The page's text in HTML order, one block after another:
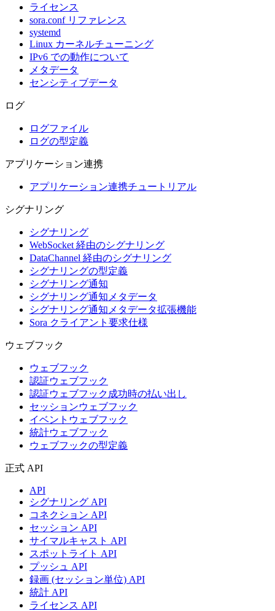
ライセンス
sora.conf リファレンス
systemd
Linux カーネルチューニング
IPv6 での動作について
メタデータ
センシティブデータ
ログ
ログファイル
ログの型定義
アプリケーション連携
アプリケーション連携チュートリアル
シグナリング
シグナリング
WebSocket 経由のシグナリング
DataChannel 経由のシグナリング
シグナリングの型定義
シグナリング通知
シグナリング通知メタデータ
シグナリング通知メタデータ拡張機能
Sora クライアント要求仕様
ウェブフック
ウェブフック
認証ウェブフック
認証ウェブフック成功時の払い出し
セッションウェブフック
イベントウェブフック
統計ウェブフック
ウェブフックの型定義
正式 API
API
シグナリング API
コネクション API
セッション API
サイマルキャスト API
スポットライト API
プッシュ API
録画 (セッション単位) API
統計 API
ライセンス API